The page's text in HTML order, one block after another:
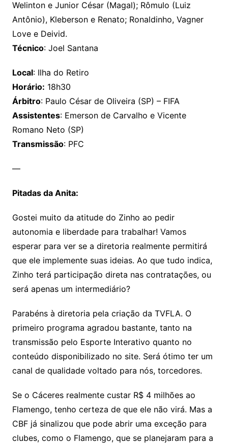
Welinton e Junior César (Magal); Rômulo (Luiz
Antônio), Kleberson e Renato; Ronaldinho, Vagner
Love e Deivid.
Técnico: Joel Santana
Local: Ilha do Retiro
Horário: 18h30
Árbitro: Paulo César de Oliveira (SP) – FIFA
Assistentes: Emerson de Carvalho e Vicente
Romano Neto (SP)
Transmissão: PFC
—
Pitadas da Anita:
Gostei muito da atitude do Zinho ao pedir
autonomia e liberdade para trabalhar! Vamos
esperar para ver se a diretoria realmente permitirá
que ele implemente suas ideias. Ao que tudo indica,
Zinho terá participação direta nas contratações, ou
será apenas um intermediário?
Parabéns à diretoria pela criação da TVFLA. O
primeiro programa agradou bastante, tanto na
transmissão pelo Esporte Interativo quanto no
conteúdo disponibilizado no site. Será ótimo ter um
canal de qualidade voltado para nós, torcedores.
Se o Cáceres realmente custar R$ 4 milhões ao
Flamengo, tenho certeza de que ele não virá. Mas a
CBF já sinalizou que pode abrir uma exceção para
clubes, como o Flamengo, que se planejaram para a